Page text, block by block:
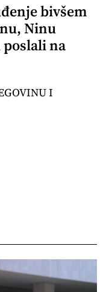
bivšem
Ninu
na
I